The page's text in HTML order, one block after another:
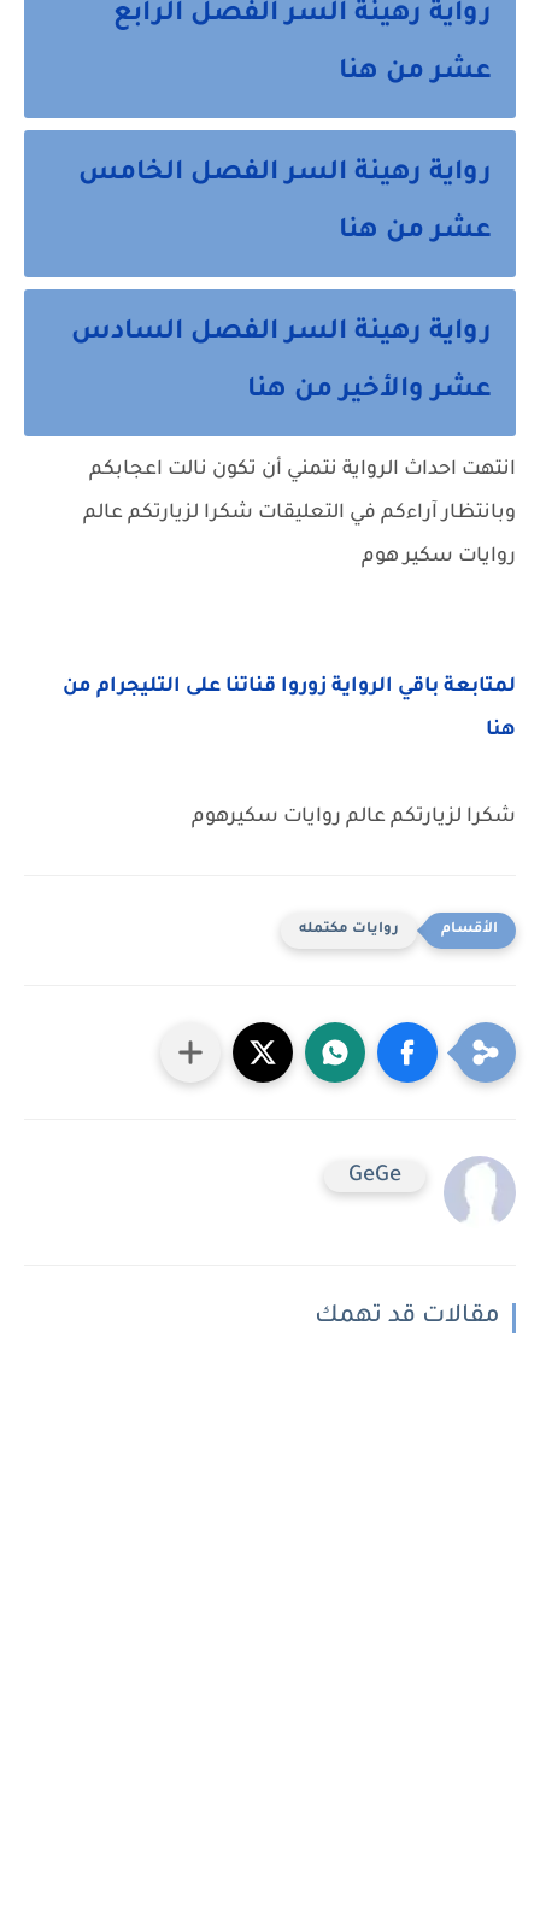
رواية رهينة السر الفصل الرابع
عشر من هنا
رواية رهينة السر الفصل الخامس
عشر من هنا
رواية رهينة السر الفصل السادس
عشر والأخير من هنا
انتهت احداث الرواية نتمني أن تكون نالت اعجابكم
وبانتظار آراءكم في التعليقات شكرا لزيارتكم عالم
روايات سكير هوم
لمتابعة باقي الرواية زوروا قناتنا على التليجرام من
هنا
شكرا لزيارتكم عالم روايات سكيرهوم
روايات مكتمله
GeGe
مقالات قد تهمك